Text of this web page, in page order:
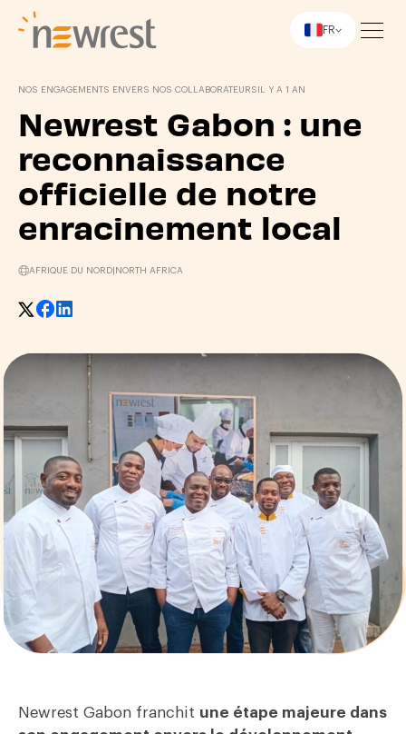
FR
NOS ENGAGEMENTS ENVERS NOS COLLABORATEURS IL Y A 1 AN
Newrest Gabon : une
reconnaissance
officielle de notre
enracinement local
AFRIQUE DU NORD NORTH AFRICA
Newrest Gabon franchit une étape majeure dans